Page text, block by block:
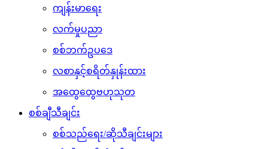
ကျန်းမာရေး
လက်မှုပညာ
စစ်ဘက်ဥပဒေ
လစာနှင့်စရိတ်နှုန်းထား
အထွေထွေဗဟုသုတ
စစ်ချီသီချင်း
စစ်သည်ရေး/ဆိုသီချင်းများ